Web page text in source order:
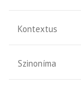
Kontextus
Szinoníma